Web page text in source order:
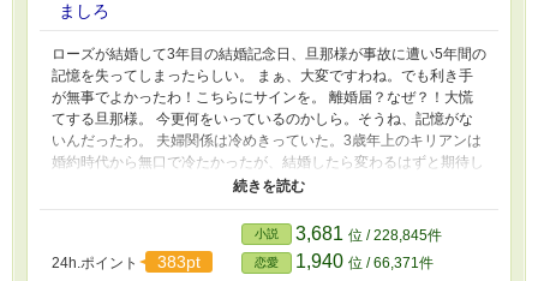
ましろ
ローズが結婚して3年目の結婚記念日、旦那様が事故に遭い5年間の
記憶を失ってしまったらしい。 まぁ、大変ですわね。でも利き手
が無事でよかったわ！こちらにサインを。 離婚届？なぜ？！大慌
てする旦那様。 今更何をいっているのかしら。そうね、記憶がな
いんだったわ。 夫婦関係は冷めきっていた。3歳年上のキリアンは
婚約時代から無口で冷たかったが、結婚したら変わるはずと期待し
た。しかし、初夜に言われたのは「お前を抱くのは無理だ」の一
言。理由を聞いても黙って部屋を出ていってしまった。 それでも
いつかは打ち解けられると期待し、様々な努力をし続けたがまった
く実を結ばなかった。 お義母様には跡継ぎはまだか、石女かと嫌
味を言われ、社交会でも旦那様に冷たくされる可哀想な妻と面白可
24h.ポイント 383pt
小説 3,681 位 / 228,845件
恋愛 1,940 位 / 66,371件